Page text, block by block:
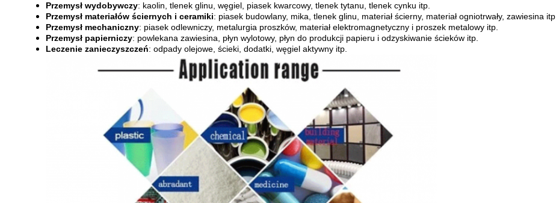
Przemysł wydobywczy: kaolin, tlenek glinu, węgiel, piasek kwarcowy, tlenek tytanu, tlenek cynku itp.
Przemysł materiałów ściernych i ceramiki: piasek budowlany, mika, tlenek glinu, materiał ścierny, materiał ogniotrwały, zawiesina itp.
Przemysł mechaniczny: piasek odlewniczy, metalurgia proszków, materiał elektromagnetyczny i proszek metalowy itp.
Przemysł papierniczy: powlekana zawiesina, płyn wylotowy, płyn do produkcji papieru i odzyskiwanie ścieków itp.
Leczenie zanieczyszczeń: odpady olejowe, ścieki, dodatki, węgiel aktywny itp.